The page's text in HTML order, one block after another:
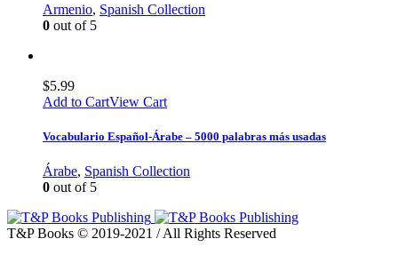
Armenio, Spanish Collection
0 out of 5
$5.99
Add to CartView Cart
Vocabulario Español-Árabe – 5000 palabras más usadas
Árabe, Spanish Collection
0 out of 5
T&P Books © 2019-2021 / All Rights Reserved